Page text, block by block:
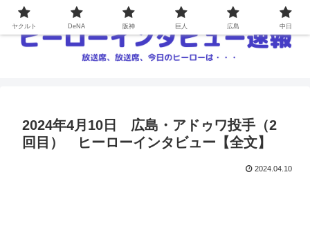
2024年4月10日 広島・アドゥワ投手（2
回目） ヒーローインタビュー【全文】
2024.04.10
ヤクルト DeNA 阪神 巨人 広島 中日